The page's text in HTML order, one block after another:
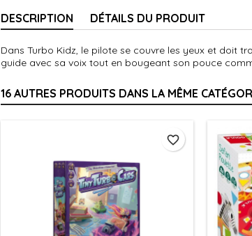
DESCRIPTION DÉTAILS DU PRODUIT
Dans Turbo Kidz, le pilote se couvre les yeux et doit
guide avec sa voix tout en bougeant son pouce
16 AUTRES PRODUITS DANS LA MÊME
favorite_border